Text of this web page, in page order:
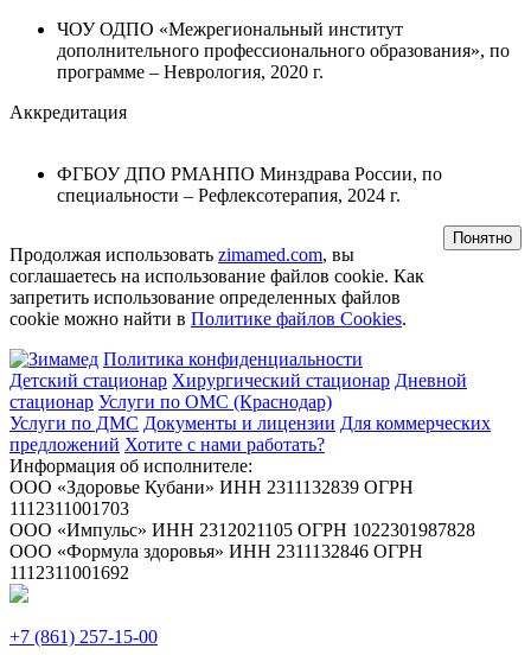
ЧОУ ОДПО «Межрегиональный институт
дополнительного профессионального образования», по
программе – Неврология, 2020 г.
Аккредитация
ФГБОУ ДПО РМАНПО Минздрава России, по
специальности – Рефлексотерапия, 2024 г.
Продолжая использовать zimamed.com, вы
соглашаетесь на использование файлов cookie. Как
запретить использование определенных файлов
cookie можно найти в Политике файлов Cookies.
Понятно
Политика конфиденциальности
Детский стационар Хирургический стационар Дневной
стационар Услуги по ОМС (Краснодар)
Услуги по ДМС Документы и лицензии Для коммерческих
предложений Хотите с нами работать?
Информация об исполнителе:
ООО «Здоровье Кубани» ИНН 2311132839 ОГРН
1112311001703
ООО «Импульс» ИНН 2312021105 ОГРН 1022301987828
ООО «Формула здоровья» ИНН 2311132846 ОГРН
1112311001692
+7 (861) 257-15-00